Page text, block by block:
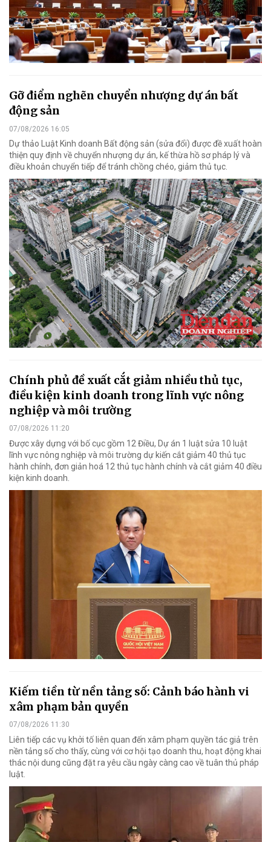
Gỡ điểm nghẽn chuyển nhượng dự án bất
động sản
07/08/2026 16:05
Dự thảo Luật Kinh doanh Bất động sản (sửa đổi) được đề xuất hoàn
thiện quy định về chuyển nhượng dự án, kế thừa hồ sơ pháp lý và
điều khoản chuyển tiếp để tránh chồng chéo, giảm thủ tục.
Chính phủ đề xuất cắt giảm nhiều thủ tục,
điều kiện kinh doanh trong lĩnh vực nông
nghiệp và môi trường
07/08/2026 11:20
Được xây dựng với bố cục gồm 12 Điều, Dự án 1 luật sửa 10 luật
lĩnh vực nông nghiệp và môi trường dự kiến cắt giảm 40 thủ tục
hành chính, đơn giản hoá 12 thủ tục hành chính và cắt giảm 40 điều
kiện kinh doanh.
Kiếm tiền từ nền tảng số: Cảnh báo hành vi
xâm phạm bản quyền
07/08/2026 11:30
Liên tiếp các vụ khởi tố liên quan đến xâm phạm quyền tác giả trên
nền tảng số cho thấy, cùng với cơ hội tạo doanh thu, hoạt động khai
thác nội dung cũng đặt ra yêu cầu ngày càng cao về tuân thủ pháp
luật.